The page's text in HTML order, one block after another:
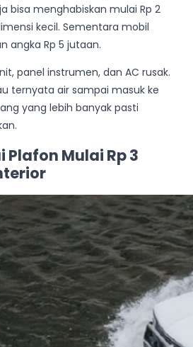
bisa menghabiskan mulai Rp 2
kecil. Sementara mobil
angka Rp 5 jutaan.
panel instrumen, dan AC rusak.
ternyata air sampai masuk ke
yang lebih banyak pasti
Plafon Mulai Rp 3